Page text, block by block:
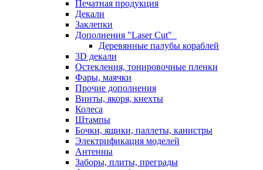
Печатная продукция
Декали
Заклепки
Дополнения "Laser Cut"
Деревянные палубы кораблей
3D декали
Остекления, тонировочные пленки
Фары, маячки
Прочие дополнения
Винты, якоря, кнехты
Колеса
Штампы
Бочки, ящики, паллеты, канистры
Электрификация моделей
Антенны
Заборы, плиты, преграды